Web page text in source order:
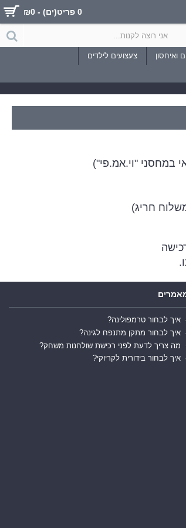
0 פריט(ים) - ₪0
ואיחסון
צעצועים לילדים
איך לבחור טרמפולינה?
איך לבחור מתקן מתנפח לגינה?
מה צריך לדעת לפני רכישת שולחנות משחק?
איך לבחור בידורית לקריוקי?